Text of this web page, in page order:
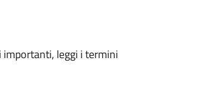
leggi i termini